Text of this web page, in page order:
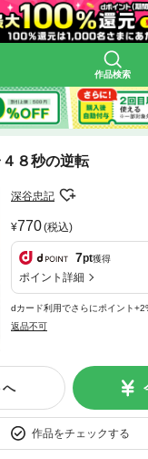
作品検索
８秒の逆転
深谷忠記
770(税込)
7pt獲得
ポイント詳細
dカード利用でさらにポイント
返品不可
へ
作品をチェックする